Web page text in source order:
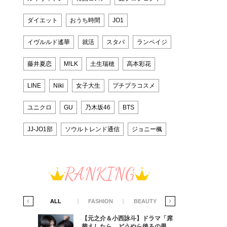
ダイエット おうち時間 JO1
イヴルルド遙華 就活 スタバ ランペイジ
藤井夏恋 M!LK 土生瑞穂 高本彩花
LINE Niki 女子大生 プチプラコスメ
ユニクロ GU 乃木坂46 BTS
JJ-JO1部 ソウルトレンド通信 ジョニー楓
RANKING
ALL FASHION BEAUTY
【元之介＆小西詠斗】ドラマ「席